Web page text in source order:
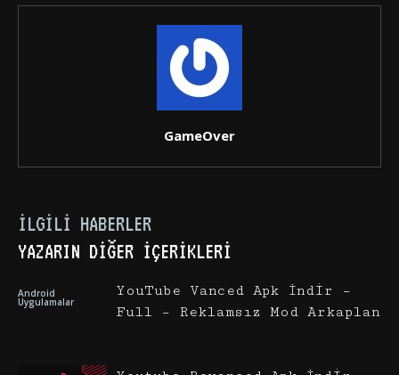
GameOver
İLGILI HABERLER
YAZARIN DIĞER İÇERIKLERI
Android
Uygulamalar
YouTube Vanced Apk İndir –
Full – Reklamsız Mod Arkaplan